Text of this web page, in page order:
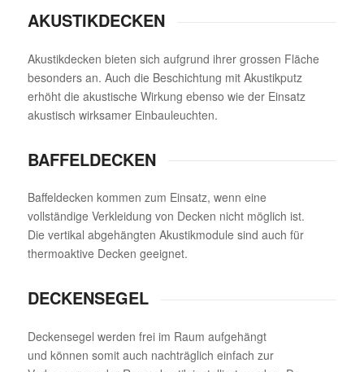
AKUSTIKDECKEN
Akustikdecken bieten sich aufgrund ihrer grossen Fläche
besonders an. Auch die Beschichtung mit Akustikputz
erhöht die akustische Wirkung ebenso wie der Einsatz
akustisch wirksamer Einbauleuchten.
BAFFELDECKEN
Baffeldecken kommen zum Einsatz, wenn eine
vollständige Verkleidung von Decken nicht möglich ist.
Die vertikal abgehängten Akustikmodule sind auch für
thermoaktive Decken geeignet.
DECKENSEGEL
Deckensegel werden frei im Raum aufgehängt
und können somit auch nachträglich einfach zur